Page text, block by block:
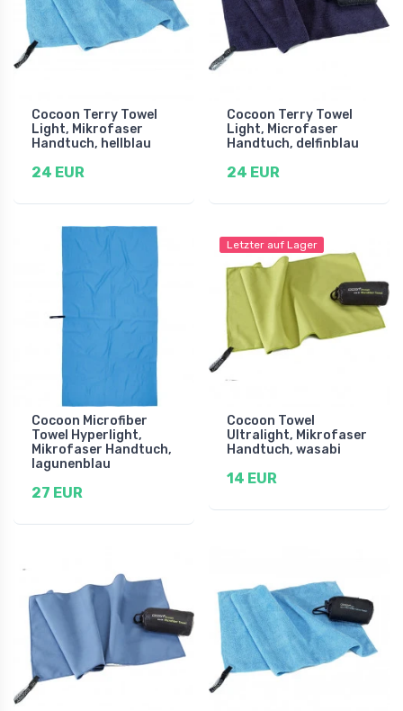
Cocoon Terry Towel
Light, Mikrofaser
Handtuch, hellblau
24 EUR
Cocoon Terry Towel
Light, Microfaser
Handtuch, delfinblau
24 EUR
Cocoon Microfiber
Towel Hyperlight,
Mikrofaser Handtuch,
lagunenblau
27 EUR
Letzter auf Lager
Cocoon Towel
Ultralight, Mikrofaser
Handtuch, wasabi
14 EUR